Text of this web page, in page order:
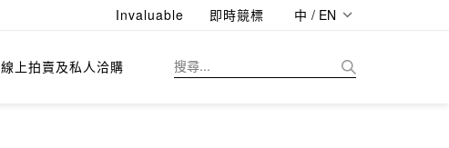
Invaluable 即時競標 中 / EN
線上拍賣及私人洽購